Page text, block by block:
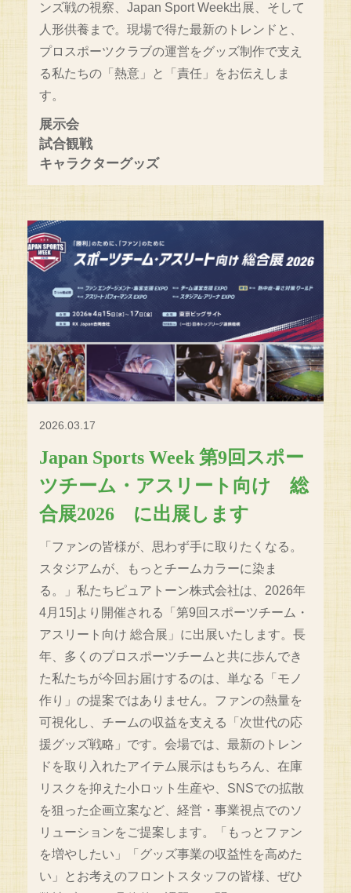
ンズ戦の視察、Japan Sport Week出展、そして
人形供養まで。現場で得た最新のトレンドと、
プロスポーツクラブの運営をグッズ制作で支え
る私たちの「熱意」と「責任」をお伝えしま
す。
展示会
試合観戦
キャラクターグッズ
Japan Sports Week 第9回スポー
ツチーム・アスリート向け 総
合展2026 に出展します
2026.03.17
「ファンの皆様が、思わず手に取りたくなる。
スタジアムが、もっとチームカラーに染ま
る。」私たちピュアトーン株式会社は、2026年
4月15]より開催される「第9回スポーツチーム・
アスリート向け 総合展」に出展いたします。長
年、多くのプロスポーツチームと共に歩んでき
た私たちが今回お届けするのは、単なる「モノ
作り」の提案ではありません。ファンの熱量を
可視化し、チームの収益を支える「次世代の応
援グッズ戦略」です。会場では、最新のトレン
ドを取り入れたアイテム展示はもちろん、在庫
リスクを抑えた小ロット生産や、SNSでの拡散
を狙った企画立案など、経営・事業視点でのソ
リューションをご提案します。「もっとファン
を増やしたい」「グッズ事業の収益性を高めた
い」とお考えのフロントスタッフの皆様、ぜひ